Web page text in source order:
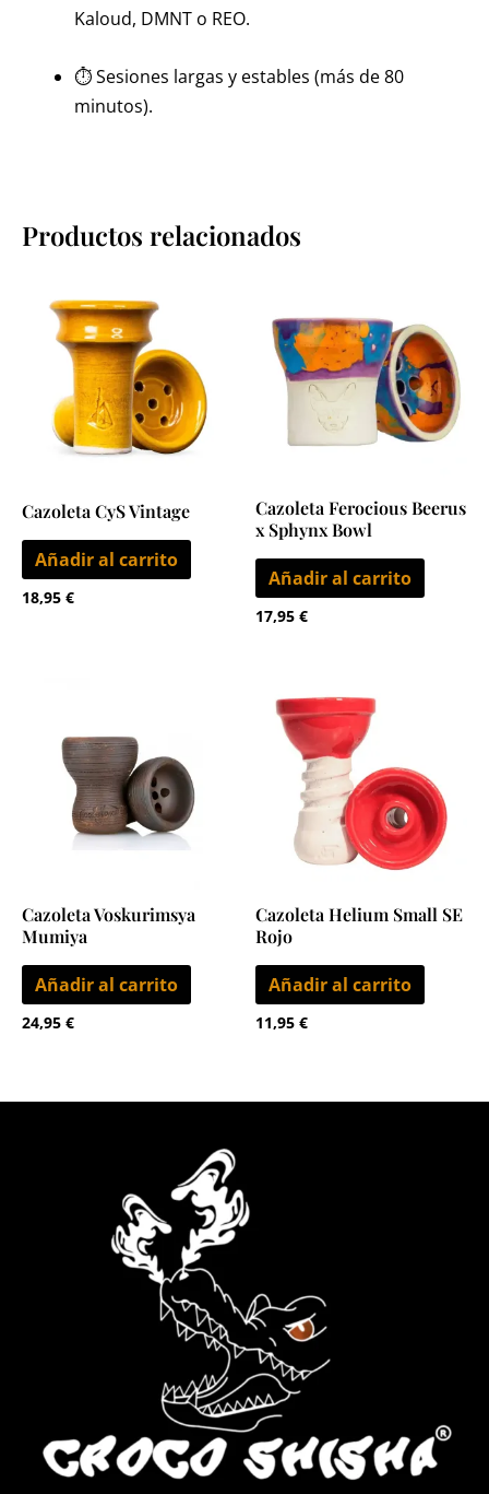
Kaloud, DMNT o REO.
⏱️ Sesiones largas y estables (más de 80
minutos).
Productos relacionados
Cazoleta CyS Vintage
Añadir al carrito
18,95 €
Cazoleta Ferocious Beerus
x Sphynx Bowl
Añadir al carrito
17,95 €
Cazoleta Voskurimsya
Mumiya
Añadir al carrito
24,95 €
Cazoleta Helium Small SE
Rojo
Añadir al carrito
11,95 €